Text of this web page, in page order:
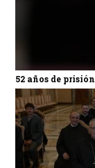
52 años de